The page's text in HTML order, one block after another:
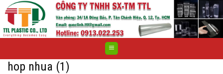
Skip
content
hop nhua (1)